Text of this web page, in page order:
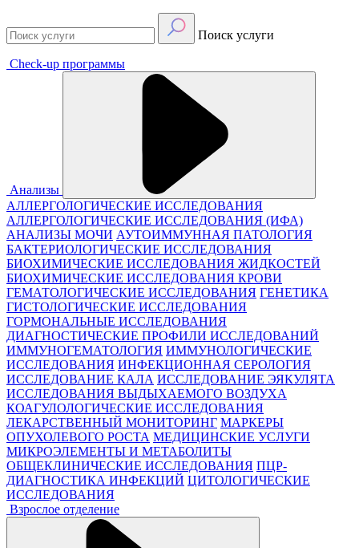
Поиск услуги
Check-up программы
Анализы
АЛЛЕРГОЛОГИЧЕСКИЕ ИССЛЕДОВАНИЯ
АЛЛЕРГОЛОГИЧЕСКИЕ ИССЛЕДОВАНИЯ (ИФА)
АНАЛИЗЫ МОЧИ АУТОИММУННАЯ ПАТОЛОГИЯ
БАКТЕРИОЛОГИЧЕСКИЕ ИССЛЕДОВАНИЯ
БИОХИМИЧЕСКИЕ ИССЛЕДОВАНИЯ ЖИДКОСТЕЙ
БИОХИМИЧЕСКИЕ ИССЛЕДОВАНИЯ КРОВИ
ГЕМАТОЛОГИЧЕСКИЕ ИССЛЕДОВАНИЯ ГЕНЕТИКА
ГИСТОЛОГИЧЕСКИЕ ИССЛЕДОВАНИЯ
ГОРМОНАЛЬНЫЕ ИССЛЕДОВАНИЯ
ДИАГНОСТИЧЕСКИЕ ПРОФИЛИ ИССЛЕДОВАНИЙ
ИММУНОГЕМАТОЛОГИЯ ИММУНОЛОГИЧЕСКИЕ
ИССЛЕДОВАНИЯ ИНФЕКЦИОННАЯ СЕРОЛОГИЯ
ИССЛЕДОВАНИЕ КАЛА ИССЛЕДОВАНИЕ ЭЯКУЛЯТА
ИССЛЕДОВАНИЯ ВЫДЫХАЕМОГО ВОЗДУХА
КОАГУЛОЛОГИЧЕСКИЕ ИССЛЕДОВАНИЯ
ЛЕКАРСТВЕННЫЙ МОНИТОРИНГ МАРКЕРЫ
ОПУХОЛЕВОГО РОСТА МЕДИЦИНСКИЕ УСЛУГИ
МИКРОЭЛЕМЕНТЫ И МЕТАБОЛИТЫ
ОБЩЕКЛИНИЧЕСКИЕ ИССЛЕДОВАНИЯ ПЦР-
ДИАГНОСТИКА ИНФЕКЦИЙ ЦИТОЛОГИЧЕСКИЕ
ИССЛЕДОВАНИЯ
Взрослое отделение